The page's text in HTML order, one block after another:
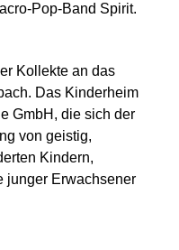
Pop-Band Spirit.
Kollekte an das
Das Kinderheim
GmbH, die sich der
von geistig,
Kindern,
junger Erwachsener